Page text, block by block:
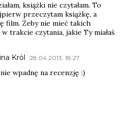
książki nie czytałam. To
przeczytam książkę, a
film. Żeby nie mieć takich
trakcie czytania, jakie Ty miałaś
Król 28.04.2013, 18:27
wpadnę na recenzję :)